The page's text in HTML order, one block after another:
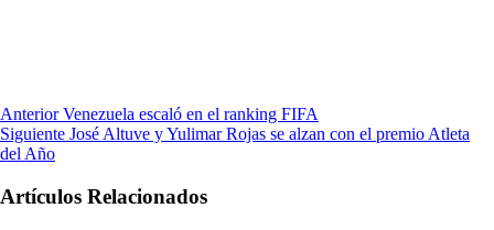
Anterior Venezuela escaló en el ranking FIFA
Siguiente José Altuve y Yulimar Rojas se alzan con el premio Atleta
del Año
Artículos Relacionados